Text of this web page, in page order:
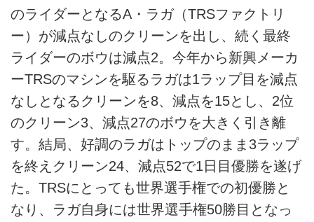
のライダーとなるA・ラガ（TRSファクトリ
ー）が減点なしのクリーンを出し、続く最終
ライダーのボウは減点2。今年から新興メーカ
ーTRSのマシンを駆るラガは1ラップ目を減点
なしとなるクリーンを8、減点を15とし、2位
のクリーン3、減点27のボウを大きく引き離
す。結局、好調のラガはトップのまま3ラップ
を終えクリーン24、減点52で1日目優勝を遂げ
た。TRSにとっても世界選手権での初優勝と
なり、ラガ自身には世界選手権50勝目となっ